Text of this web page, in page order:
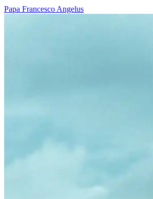
Papa Francesco Angelus